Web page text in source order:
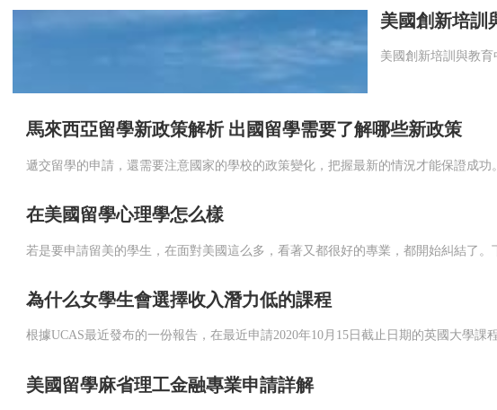
美國創新培訓
馬來西亞留學新政策解析 出國留學需要了解哪些新政策
在美國留學心理學怎么樣
為什么女學生會選擇收入潛力低的課程
美國留學麻省理工金融專業申請詳解